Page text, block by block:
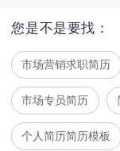
您是不是要找：
市场营销求职简历
市场专员简历
个人简历简历模板